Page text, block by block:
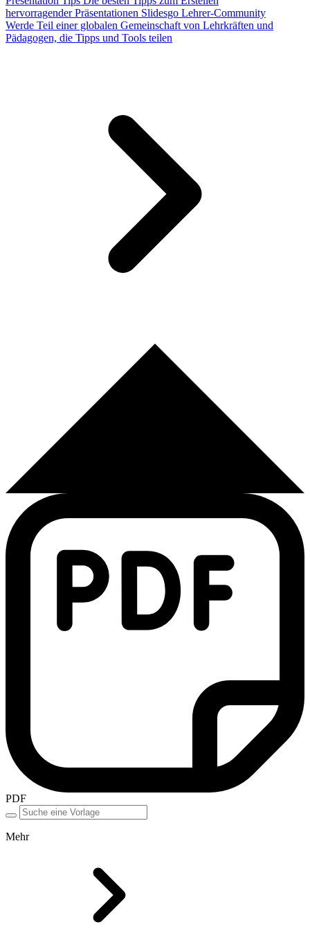
hervorragender Präsentationen Slidesgo Lehrer-Community
Werde Teil einer globalen Gemeinschaft von Lehrkräften und
Pädagogen, die Tipps und Tools teilen
PDF
Mehr